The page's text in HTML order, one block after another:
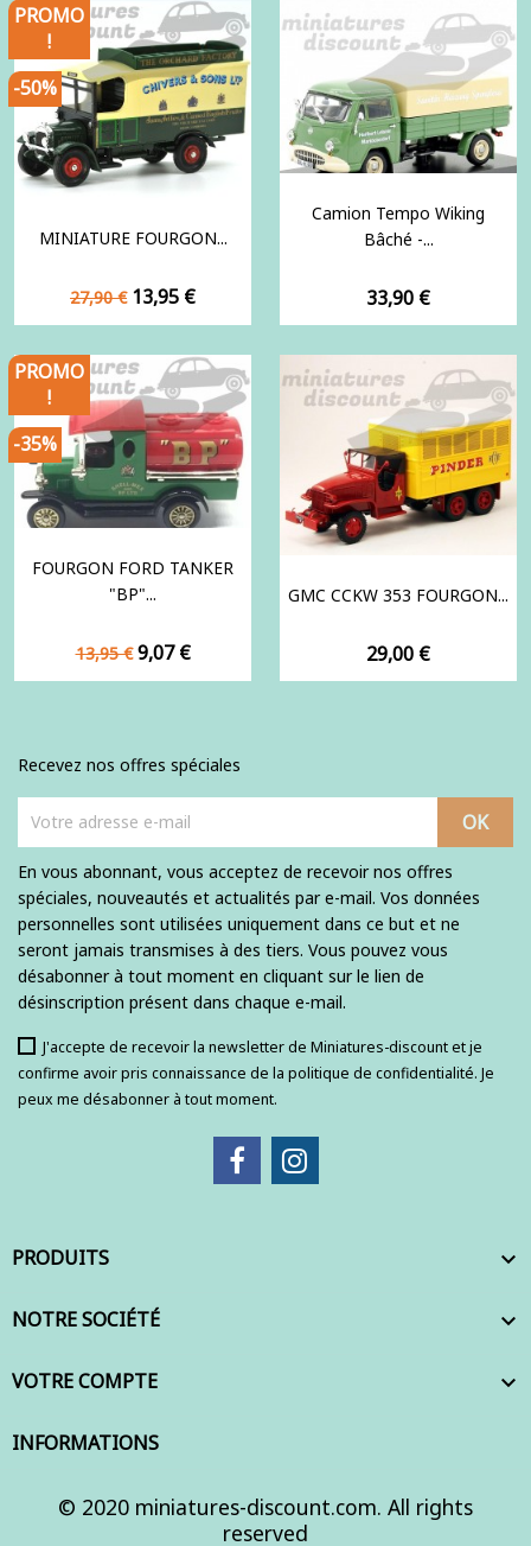
MINIATURE FOURGON...
Prix
de
27,90 € Prix
13,95 €
PROMO
!
-50%
Camion Tempo Wiking
Bâché -...
Prix
33,90 €
FOURGON FORD TANKER
"BP"...
Prix
de
13,95 € Prix
9,07 €
PROMO
!
-35%
GMC CCKW 353 FOURGON...
Prix
29,00 €
Recevez nos offres spéciales
En vous abonnant, vous acceptez de recevoir nos offres
spéciales, nouveautés et actualités par e-mail. Vos données
personnelles sont utilisées uniquement dans ce but et ne
seront jamais transmises à des tiers. Vous pouvez vous
désabonner à tout moment en cliquant sur le lien de
désinscription présent dans chaque e-mail.
J'accepte de recevoir la newsletter de Miniatures-discount et je
confirme avoir pris connaissance de la politique de confidentialité. Je
peux me désabonner à tout moment.
PRODUITS 
NOTRE SOCIÉTÉ 
VOTRE COMPTE 
INFORMATIONS
© 2020 miniatures-discount.com. All rights
reserved